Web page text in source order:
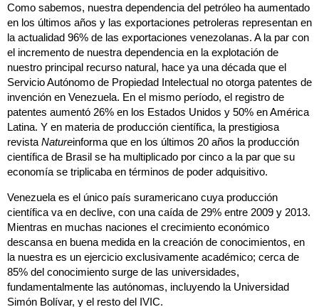
Como sabemos, nuestra dependencia del petróleo ha aumentado
en los últimos años y las exportaciones petroleras representan en
la actualidad 96% de las exportaciones venezolanas. A la par con
el incremento de nuestra dependencia en la explotación de
nuestro principal recurso natural, hace ya una década que el
Servicio Autónomo de Propiedad Intelectual no otorga patentes de
invención en Venezuela. En el mismo período, el registro de
patentes aumentó 26% en los Estados Unidos y 50% en América
Latina. Y en materia de producción científica, la prestigiosa
revista Natureinforma que en los últimos 20 años la producción
científica de Brasil se ha multiplicado por cinco a la par que su
economía se triplicaba en términos de poder adquisitivo.
Venezuela es el único país suramericano cuya producción
científica va en declive, con una caída de 29% entre 2009 y 2013.
Mientras en muchas naciones el crecimiento económico
descansa en buena medida en la creación de conocimientos, en
la nuestra es un ejercicio exclusivamente académico; cerca de
85% del conocimiento surge de las universidades,
fundamentalmente las autónomas, incluyendo la Universidad
Simón Bolívar, y el resto del IVIC.